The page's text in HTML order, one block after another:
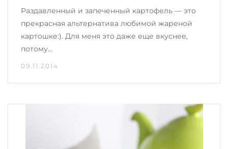
Раздавленный и запеченный картофель — это
прекрасная альтернатива любимой жареной
картошке:). Для меня это даже еще вкуснее,
потому…
09.11.2014